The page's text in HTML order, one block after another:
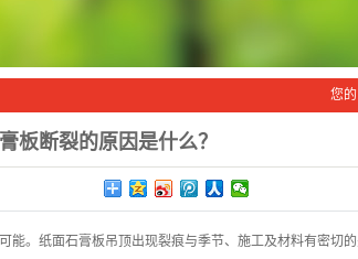
您
板断裂的原因是什么？
能。纸面石膏板吊顶出现裂痕与季节、施工及材料有密切